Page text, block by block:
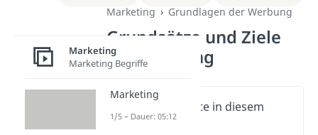
Marketing
Grundlagen der Werbung
Grundsätze und Ziele
der Werbung
Wichtige Inhalte in diesem
Video
Marketing
Marketing Begriffe
Marketing
1/5 – Dauer: 05:12